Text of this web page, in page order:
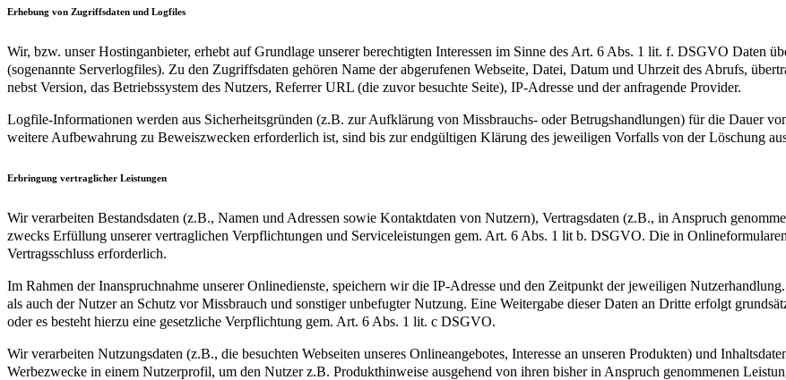
Erhebung von Zugriffsdaten und Logfiles
Wir, bzw. unser Hostinganbieter, erhebt auf Grundlage unserer berechtigten Interessen im Sinne des Art. 6 Abs. 1 lit. f. DSGVO Daten
(sogenannte Serverlogfiles). Zu den Zugriffsdaten gehören Name der abgerufenen Webseite, Datei, Datum und Uhrzeit des Abrufs,
nebst Version, das Betriebssystem des Nutzers, Referrer URL (die zuvor besuchte Seite), IP-Adresse und der anfragende Provider.
Logfile-Informationen werden aus Sicherheitsgründen (z.B. zur Aufklärung von Missbrauchs- oder Betrugshandlungen) für die Dauer
weitere Aufbewahrung zu Beweiszwecken erforderlich ist, sind bis zur endgültigen Klärung des jeweiligen Vorfalls von der Löschung
Erbringung vertraglicher Leistungen
Wir verarbeiten Bestandsdaten (z.B., Namen und Adressen sowie Kontaktdaten von Nutzern), Vertragsdaten (z.B., in Anspruch
zwecks Erfüllung unserer vertraglichen Verpflichtungen und Serviceleistungen gem. Art. 6 Abs. 1 lit b. DSGVO. Die in
Vertragsschluss erforderlich.
Im Rahmen der Inanspruchnahme unserer Onlinedienste, speichern wir die IP-Adresse und den Zeitpunkt der jeweiligen
als auch der Nutzer an Schutz vor Missbrauch und sonstiger unbefugter Nutzung. Eine Weitergabe dieser Daten an Dritte erfolgt
oder es besteht hierzu eine gesetzliche Verpflichtung gem. Art. 6 Abs. 1 lit. c DSGVO.
Wir verarbeiten Nutzungsdaten (z.B., die besuchten Webseiten unseres Onlineangebotes, Interesse an unseren Produkten) und
Werbezwecke in einem Nutzerprofil, um den Nutzer z.B. Produkthinweise ausgehend von ihren bisher in Anspruch genommenen